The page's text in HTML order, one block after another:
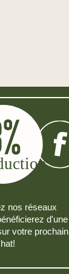
nos réseaux
d'une
votre prochain